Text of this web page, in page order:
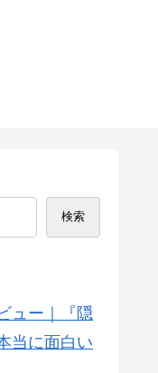
検索
ュー｜『隠
当に面白い